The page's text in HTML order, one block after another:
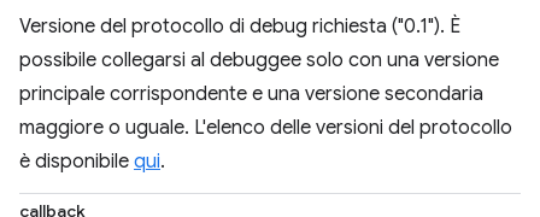
Versione del protocollo di debug richiesta ("0.1"). È
possibile collegarsi al debuggee solo con una versione
principale corrispondente e una versione secondaria
maggiore o uguale. L'elenco delle versioni del protocollo
è disponibile qui.
callback